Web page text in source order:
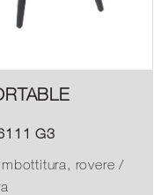
G3
rovere /